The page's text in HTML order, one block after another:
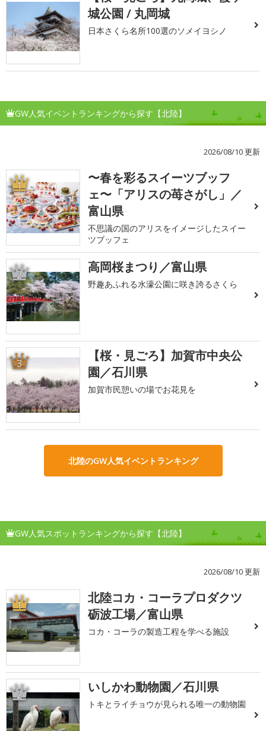
城公園 / 丸岡城
日本さくら名所100選のソメイヨシノ
GW人気イベントランキングから探す【北陸】
2026/08/10 更新
1
〜春を彩るスイーツブッフ
ェ〜「アリスの苺さがし」／
富山県
不思議の国のアリスをイメージしたスイー
ツブッフェ
2 高岡桜まつり／富山県
野趣あふれる水濠公園に咲き誇るさくら
3
【桜・見ごろ】加賀市中央公
園／石川県
加賀市民憩いの場でお花見を
北陸のGW人気イベントランキング
GW人気スポットランキングから探す【北陸】
2026/08/10 更新
1
北陸コカ・コーラプロダクツ
砺波工場／富山県
コカ・コーラの製造工程を学べる施設
2 いしかわ動物園／石川県
トキとライチョウが見られる唯一の動物園